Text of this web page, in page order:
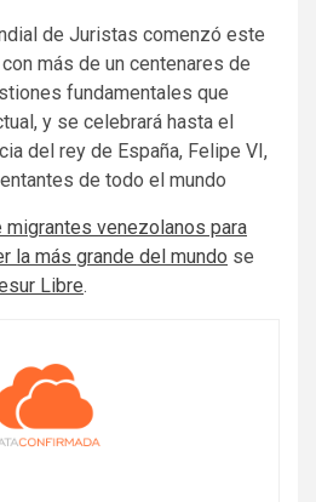
de Juristas comenzó este
más de un centenares de
fundamentales que
y se celebrará hasta el
del rey de España, Felipe VI,
de todo el mundo
migrantes venezolanos para
la más grande del mundo se
Libre.